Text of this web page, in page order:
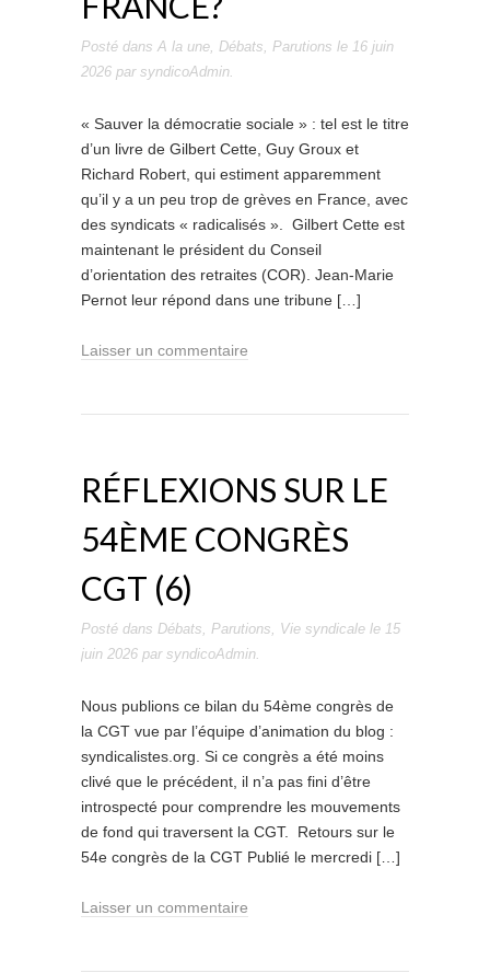
Posté dans A la une, Débats, Parutions le 16 juin
2026 par syndicoAdmin.
« Sauver la démocratie sociale » : tel est le titre
d’un livre de Gilbert Cette, Guy Groux et
Richard Robert, qui estiment apparemment
qu’il y a un peu trop de grèves en France, avec
des syndicats « radicalisés ». Gilbert Cette est
maintenant le président du Conseil
d’orientation des retraites (COR). Jean-Marie
Pernot leur répond dans une tribune […]
Laisser un commentaire
RÉFLEXIONS SUR LE
54ÈME CONGRÈS
CGT (6)
Posté dans Débats, Parutions, Vie syndicale le 15
juin 2026 par syndicoAdmin.
Nous publions ce bilan du 54ème congrès de
la CGT vue par l’équipe d’animation du blog :
syndicalistes.org. Si ce congrès a été moins
clivé que le précédent, il n’a pas fini d’être
introspecté pour comprendre les mouvements
de fond qui traversent la CGT. Retours sur le
54e congrès de la CGT Publié le mercredi […]
Laisser un commentaire